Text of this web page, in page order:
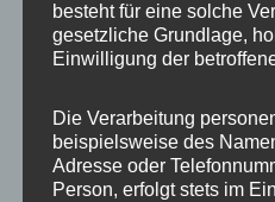
Pressemeldungen,Rund um
Tegel Abgeordnetenhaus,
Helikopter,Nachnutzung Tegel,
schließen
besteht für eine solche
gesetzliche Grundlage,
Einwilligung der
Die Verarbeitung
beispielsweise des
Adresse oder
Person, erfolgt stets im